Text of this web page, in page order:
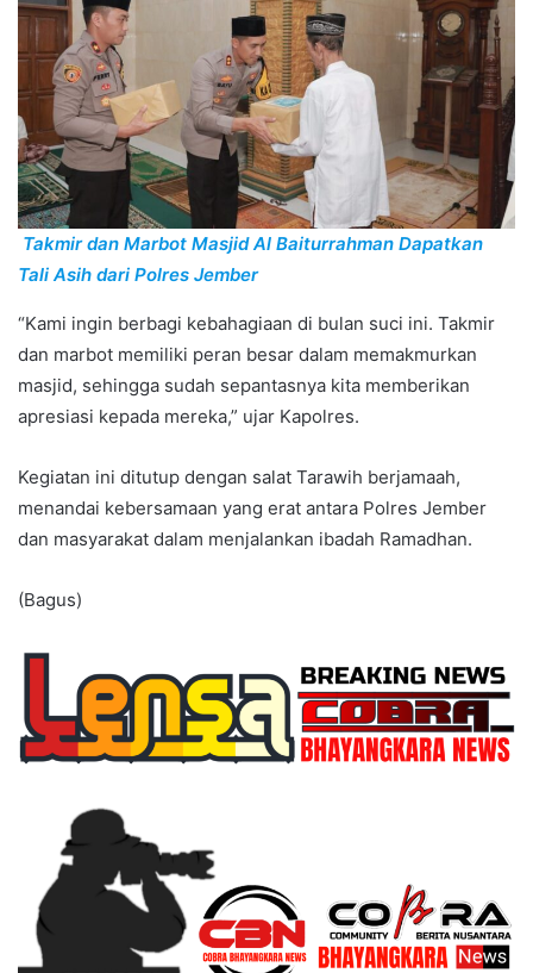
Takmir dan Marbot Masjid Al Baiturrahman Dapatkan
Tali Asih dari Polres Jember
“Kami ingin berbagi kebahagiaan di bulan suci ini. Takmir
dan marbot memiliki peran besar dalam memakmurkan
masjid, sehingga sudah sepantasnya kita memberikan
apresiasi kepada mereka,” ujar Kapolres.
Kegiatan ini ditutup dengan salat Tarawih berjamaah,
menandai kebersamaan yang erat antara Polres Jember
dan masyarakat dalam menjalankan ibadah Ramadhan.
(Bagus)